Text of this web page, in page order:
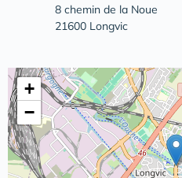
8 chemin de la Noue
21600 Longvic
+
−